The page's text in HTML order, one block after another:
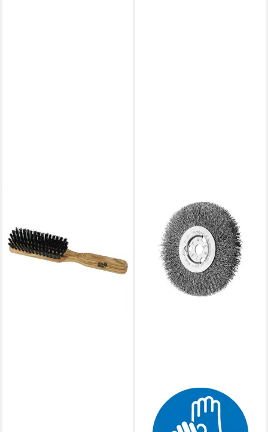
Stk
30,00 €
lieferbar - in 2-3 Werktagen bei dir